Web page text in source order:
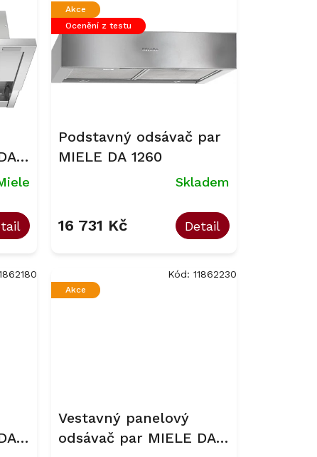
Akce
Ocenění z testu
Podstavný odsávač par
MIELE DA 1260
Skladem
16 731 Kč Detail
Akce
Vestavný panelový
odsávač par MIELE DAS
Kód: 11862230